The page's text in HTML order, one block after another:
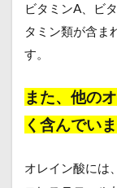
ビタミンA、ビ
タミン類が含ま
す。
また、他の
く含んでいま
オレイン酸には